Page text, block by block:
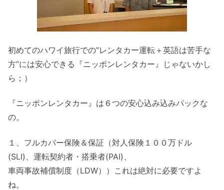
初めてのハワイ旅行での”レンタカー運転＋英語は苦手な
方”には安心できる『ニッポンレンタカー』じゃないかし
ら；）
『ニッポンレンタカー』は６つの安心込み込みパックな
の。
１、フルカバー保険＆保証（対人保険１００万ドル
(SLI)、運転契約者・搭乗者(PAI)、
車両事故補償制度（LDW））これは絶対に必要ですよ
ね。